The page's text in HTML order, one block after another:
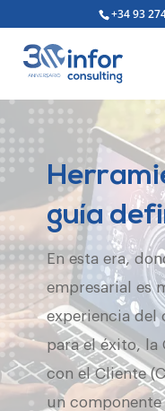
+34 93
guía
En esta era,
empresarial es
experiencia del
para el éxito, la
con el Cliente
un